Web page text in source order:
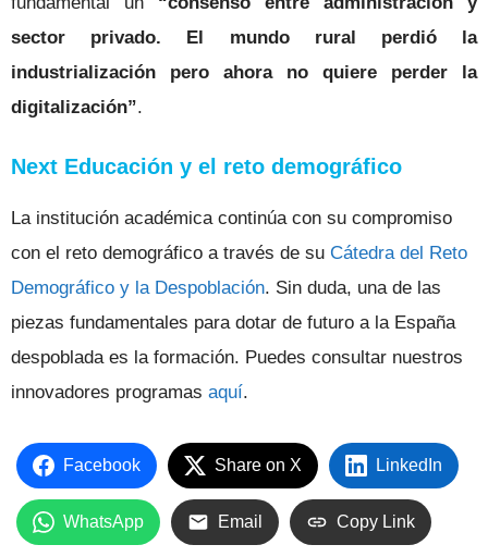
sector privado. El mundo rural perdió la
industrialización pero ahora no quiere perder la
digitalización”.
Next Educación y el reto demográfico
La institución académica continúa con su compromiso
con el reto demográfico a través de su Cátedra del Reto
Demográfico y la Despoblación. Sin duda, una de las
piezas fundamentales para dotar de futuro a la España
despoblada es la formación. Puedes consultar nuestros
innovadores programas aquí.
Facebook Share on X LinkedIn
WhatsApp Email Copy Link